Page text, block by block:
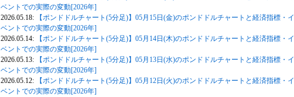
ベントでの実際の変動[2026年]
2026.05.18:
【ポンドドルチャート(5分足)】05月15日(金)のポンドドルチャートと経済指標・イ
ベントでの実際の変動[2026年]
2026.05.14:
【ポンドドルチャート(5分足)】05月14日(木)のポンドドルチャートと経済指標・イ
ベントでの実際の変動[2026年]
2026.05.13:
【ポンドドルチャート(5分足)】05月13日(水)のポンドドルチャートと経済指標・イ
ベントでの実際の変動[2026年]
2026.05.12:
【ポンドドルチャート(5分足)】05月12日(火)のポンドドルチャートと経済指標・イ
ベントでの実際の変動[2026年]